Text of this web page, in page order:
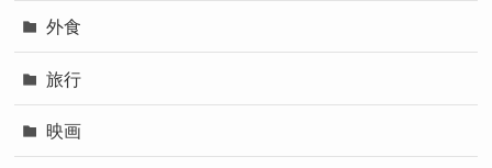
外食
旅行
映画